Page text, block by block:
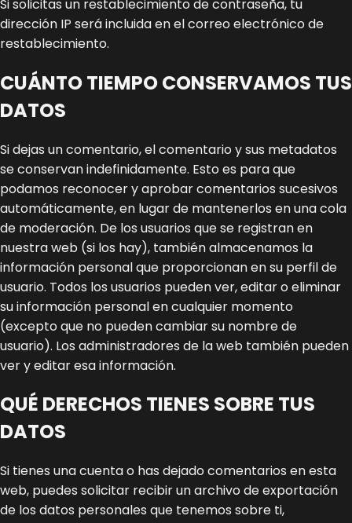
Si solicitas un restablecimiento de contraseña, tu
dirección IP será incluida en el correo electrónico de
restablecimiento.
CUÁNTO TIEMPO CONSERVAMOS TUS
DATOS
Si dejas un comentario, el comentario y sus metadatos
se conservan indefinidamente. Esto es para que
podamos reconocer y aprobar comentarios sucesivos
automáticamente, en lugar de mantenerlos en una cola
de moderación. De los usuarios que se registran en
nuestra web (si los hay), también almacenamos la
información personal que proporcionan en su perfil de
usuario. Todos los usuarios pueden ver, editar o eliminar
su información personal en cualquier momento
(excepto que no pueden cambiar su nombre de
usuario). Los administradores de la web también pueden
ver y editar esa información.
QUÉ DERECHOS TIENES SOBRE TUS
DATOS
Si tienes una cuenta o has dejado comentarios en esta
web, puedes solicitar recibir un archivo de exportación
de los datos personales que tenemos sobre ti,